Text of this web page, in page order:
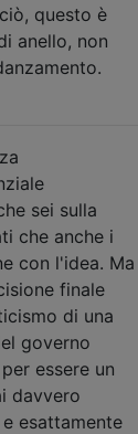
questo è
anello, non
sei sulla
che anche i
con l'idea. Ma
finale
di una
governo
essere un
davvero
esattamente